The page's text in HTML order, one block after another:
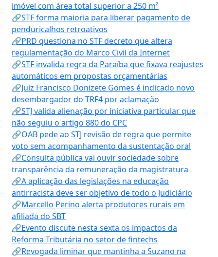
imóvel com área total superior a 250 m²
🔗STF forma maioria para liberar pagamento de
penduricalhos retroativos
🔗PRD questiona no STF decreto que altera
regulamentação do Marco Civil da Internet
🔗STF invalida regra da Paraíba que fixava reajustes
automáticos em propostas orçamentárias
🔗Juiz Francisco Donizete Gomes é indicado novo
desembargador do TRF4 por aclamação
🔗STJ valida alienação por iniciativa particular que
não seguiu o artigo 880 do CPC
🔗OAB pede ao STJ revisão de regra que permite
voto sem acompanhamento da sustentação oral
🔗Consulta pública vai ouvir sociedade sobre
transparência da remuneração da magistratura
🔗A aplicação das legislações na educação
antirracista deve ser objetivo de todo o Judiciário
🔗Marcello Perino alerta produtores rurais em
afiliada do SBT
🔗Evento discute nesta sexta os impactos da
Reforma Tributária no setor de fintechs
🔗Revogada liminar que mantinha a Suzano na